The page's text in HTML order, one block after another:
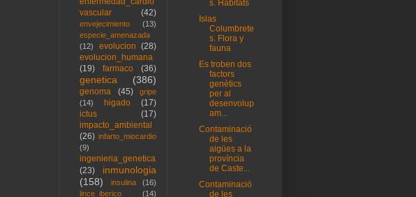
vascular
(42)
envejecimiento
(13)
especie_amenazada
(12)
evolucion (28)
evolucion_humana
(19)
farmaco (36)
genetica (386)
genoma (45)
gripe
(14)
higado
(17)
ictus
(17)
impacto_ambiental
(26) infarto_miocardio
(9)
ingenieria_genetica
(23)
inmunologia
(158)
insulina
(16)
lince_iberico
(14)
s. Hábitats
Islas
Columbrete
s. Flora y
fauna
Es troben dos
factors
genètics
per al
desenvolup
am...
Contaminació
de les
aigües a la
província
de Caste...
Contaminació
de les